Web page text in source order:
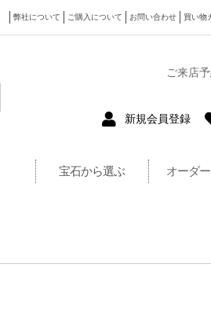
弊社について ご購入について お問い合わせ 買い物
ご来店
新規会員登録
宝石から選ぶ オーダ